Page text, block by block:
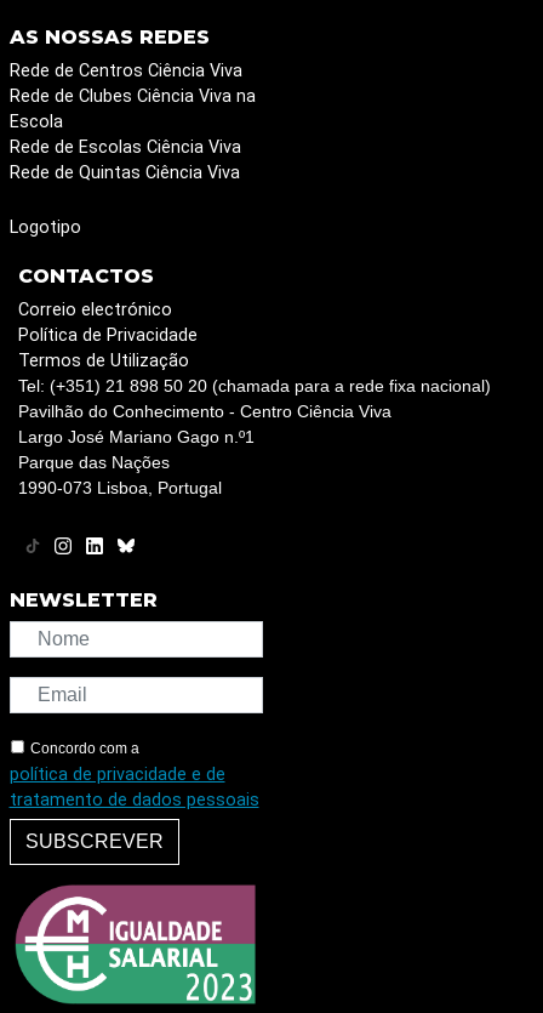
AS NOSSAS REDES
Rede de Centros Ciência Viva
Rede de Clubes Ciência Viva na
Escola
Rede de Escolas Ciência Viva
Rede de Quintas Ciência Viva
Logotipo
CONTACTOS
Correio electrónico
Política de Privacidade
Termos de Utilização
Tel: (+351) 21 898 50 20 (chamada para a rede fixa nacional)
Pavilhão do Conhecimento - Centro Ciência Viva
Largo José Mariano Gago n.º1
Parque das Nações
1990-073 Lisboa, Portugal
NEWSLETTER
Concordo com a
política de privacidade e de
tratamento de dados pessoais
SUBSCREVER